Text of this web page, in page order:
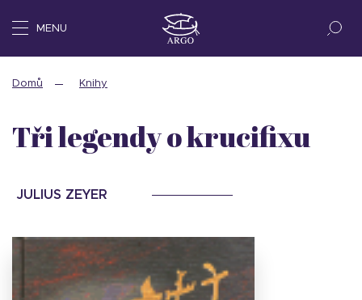
MENU
Domů Knihy
Tři legendy o krucifixu
JULIUS ZEYER